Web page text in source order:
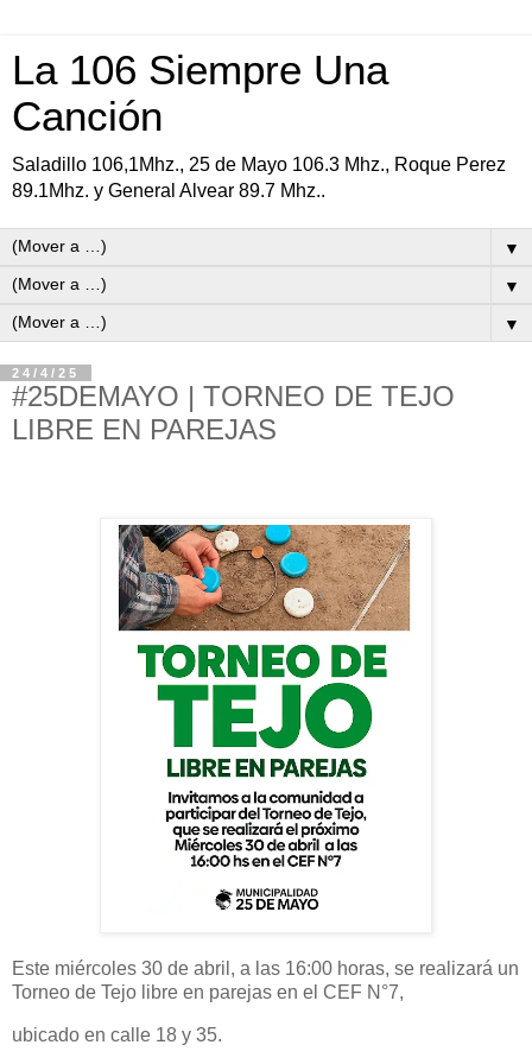
La 106 Siempre Una
Canción
Saladillo 106,1Mhz., 25 de Mayo 106.3 Mhz., Roque Perez
89.1Mhz. y General Alvear 89.7 Mhz..
▼
▼
▼
24/4/25
#25DEMAYO | TORNEO DE TEJO
LIBRE EN PAREJAS
Este miércoles 30 de abril, a las 16:00 horas, se realizará un
Torneo de Tejo libre en parejas en el CEF N°7,
ubicado en calle 18 y 35.